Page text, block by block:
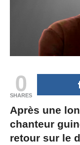
0
SHARES
Après une
chanteur
retour sur le